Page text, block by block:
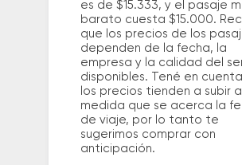
es de $15.333, y el pasaje
barato cuesta $15.000.
que los precios de los
dependen de la fecha, la
empresa y la calidad del
disponibles. Tené en
los precios tienden a subir a
medida que se acerca la
de viaje, por lo tanto te
sugerimos comprar con
anticipación.